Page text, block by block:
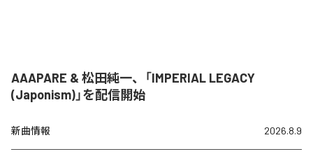
AAAPARE & 松田純一、「IMPERIAL LEGACY
(Japonism)」を配信開始
新曲情報 2026.8.9